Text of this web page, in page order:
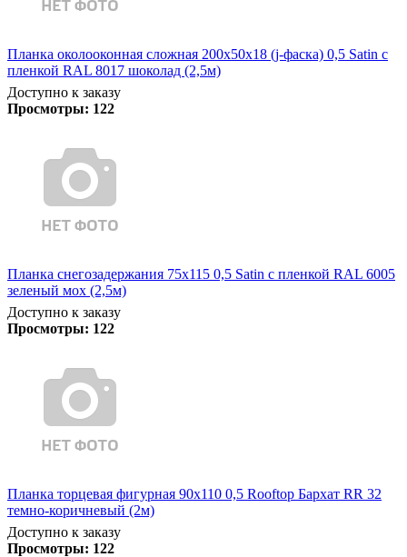
Планка околооконная сложная 200х50х18 (j-фаска) 0,5 Satin с
пленкой RAL 8017 шоколад (2,5м)
Доступно к заказу
Просмотры: 122
Планка снегозадержания 75х115 0,5 Satin с пленкой RAL 6005
зеленый мох (2,5м)
Доступно к заказу
Просмотры: 122
Планка торцевая фигурная 90х110 0,5 Rooftop Бархат RR 32
темно-коричневый (2м)
Доступно к заказу
Просмотры: 122